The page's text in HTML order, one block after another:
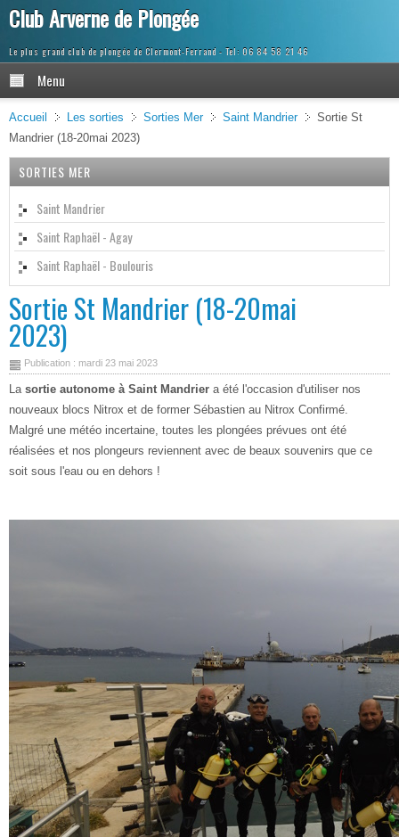
Club Arverne de Plongée
Le plus grand club de plongée de Clermont-Ferrand
Menu
Accueil Les sorties Sorties Mer Saint Mandrier
Sortie St
Mandrier (18-20mai 2023)
SORTIES MER
Saint Mandrier
Saint Raphaël - Agay
Saint Raphaël - Boulouris
Sortie St Mandrier (18-20mai
2023)
Publication : mardi 23 mai 2023
La sortie autonome à Saint Mandrier a été l'occasion d'utiliser nos
nouveaux blocs Nitrox et de former Sébastien au Nitrox Confirmé.
Malgré une météo incertaine, toutes les plongées prévues ont été
réalisées et nos plongeurs reviennent avec de beaux souvenirs que ce
soit sous l'eau ou en dehors !